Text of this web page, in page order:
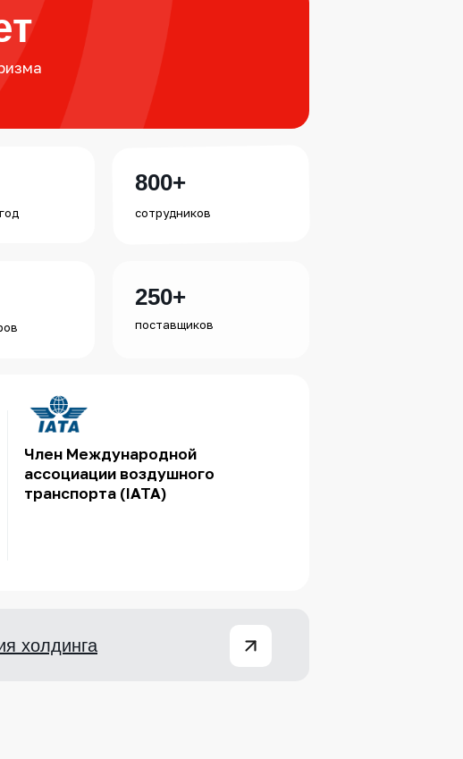
холдинга
Член Международной
ассоциации воздушного
транспорта (IATA)
поставщиков
250+
сотрудников
800+